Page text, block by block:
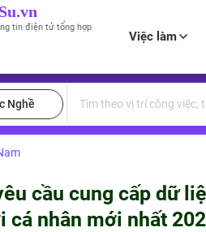
tin điện tử tổng hợp
Việc làm
Nghề
cầu cung cấp dữ
cá nhân mới nhất